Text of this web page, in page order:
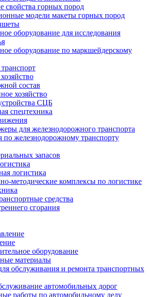
свойства горных пород
модели макеты горных пород
оборудование для исследования
оборудование по маркшейдерскому
состав
хозяйство
СЦБ
спецтехника
для железнодорожного транспорта
по железнодорожному транспорту
запасов
логистика
методические комплексы по логистике
средства
сгорания
оборудование
материалы
обслуживания и ремонта транспортных
автомобильных дорог
работы по автомобильному делу